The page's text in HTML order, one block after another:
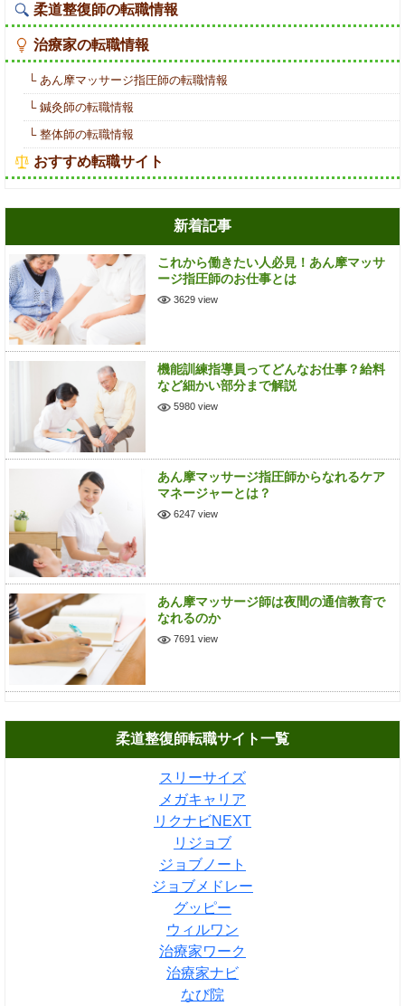
柔道整復師の転職情報
治療家の転職情報
└ あん摩マッサージ指圧師の転職情報
└ 鍼灸師の転職情報
└ 整体師の転職情報
おすすめ転職サイト
新着記事
これから働きたい人必見！あん摩マッサ
ージ指圧師のお仕事とは
3629 view
機能訓練指導員ってどんなお仕事？給料
など細かい部分まで解説
5980 view
あん摩マッサージ指圧師からなれるケア
マネージャーとは？
6247 view
あん摩マッサージ師は夜間の通信教育で
なれるのか
7691 view
柔道整復師転職サイト一覧
スリーサイズ
メガキャリア
リクナビNEXT
リジョブ
ジョブノート
ジョブメドレー
グッピー
ウィルワン
治療家ワーク
治療家ナビ
なび院